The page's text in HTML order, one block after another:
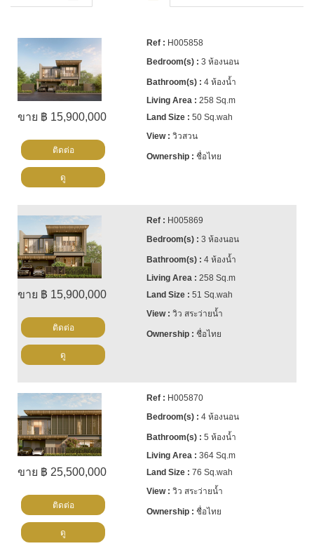
ขาย ฿ 15,900,000
H005858
3 ห้องนอน
4 ห้องน้ำ
258 Sq.m
50 Sq.wah
วิวสวน
ชื่อไทย
ติดต่อ
ดู
ขาย ฿ 15,900,000
H005869
3 ห้องนอน
4 ห้องน้ำ
258 Sq.m
51 Sq.wah
วิว สระว่ายน้ำ
ชื่อไทย
ติดต่อ
ดู
ขาย ฿ 25,500,000
H005870
4 ห้องนอน
5 ห้องน้ำ
364 Sq.m
76 Sq.wah
วิว สระว่ายน้ำ
ชื่อไทย
ติดต่อ
ดู